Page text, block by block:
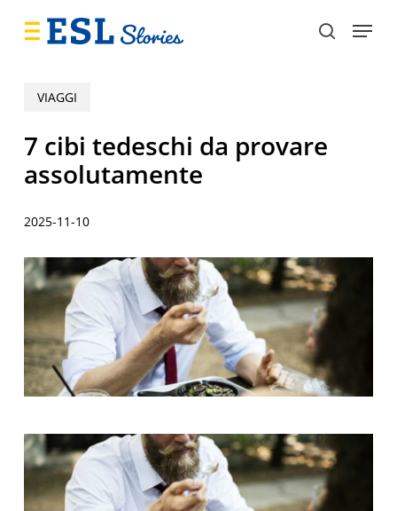
search
Menu
VIAGGI
7 cibi tedeschi da provare
assolutamente
2025-11-10